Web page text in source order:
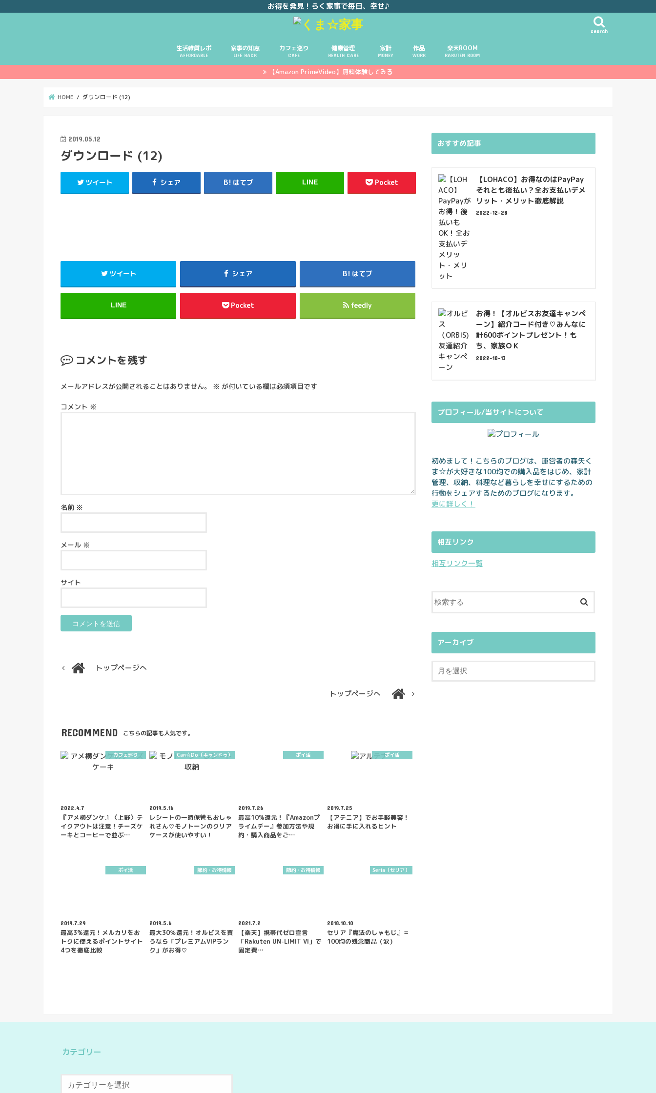
お得を発見！らく家事で毎日、幸せ♪
search
生活雑貨レポ
AFFORDABLE
家事の知恵
LIFE HACK
カフェ巡り
CAFE
健康管理
HEALTH CARE
家計
MONEY
ポイ活
投資
副業
作品
WORK
楽天ROOM
RAKUTEN ROOM
【Amazon PrimeVideo】無料体験してみる
HOME ダウンロード (12)
2019.05.12
ダウンロード (12)
ツイート シェア はてブ LINE Pocket
ツイート シェア はてブ
LINE Pocket feedly
コメントを残す
メールアドレスが公開されることはありません。 ※ が付いている欄は必須項目です
コメント ※
名前 ※
メール ※
サイト
トップページへ
トップページへ
RECOMMEND こちらの記事も人気です。
カフェ巡り
2022.4.7
『アメ横ダンケ』〈上野〉テ
イクアウトは注意！チーズケ
ーキとコーヒーで並ぶ…
Can☆Do（キャンドゥ）
2019.5.16
レシートの一時保管もおしゃ
れさん♡モノトーンのクリア
ケースが使いやすい！
ポイ活
2019.7.26
最高10%還元！『Amazonプ
ライムデー』参加方法や規
約・購入商品をご…
ポイ活
2019.7.25
【アテニア】でお手軽美容！
お得に手に入れるヒント
ポイ活
2019.7.29
最高3%還元！メルカリをお
トクに使えるポイントサイト
4つを徹底比較
節約・お得情報
2019.5.6
最大30％還元！オルビスを買
うなら「プレミアムVIPラン
ク」がお得♡
節約・お得情報
2021.7.2
【楽天】携帯代ゼロ宣言
「Rakuten UN-LIMIT VI」で
固定費…
Seria（セリア）
2018.10.10
セリア『魔法のしゃもじ』＝
100均の残念商品（涙）
おすすめ記事
【LOHACO】お得なのはPayPay
それとも後払い？全お支払いデメ
リット・メリット徹底解説
2022-12-28
お得！【オルビスお友達キャンペ
ーン】紹介コード付き♡みんなに
計600ポイントプレゼント！も
ち、家族ＯＫ
2022-10-13
プロフィール/当サイトについて
初めまして！こちらのブログは、運営者の森矢く
ま☆が大好きな100均での購入品をはじめ、家計
管理、収納、料理など暮らしを幸せにするための
行動をシェアするためのブログになります。
更に詳しく！
相互リンク
相互リンク一覧
アーカイブ
カテゴリー